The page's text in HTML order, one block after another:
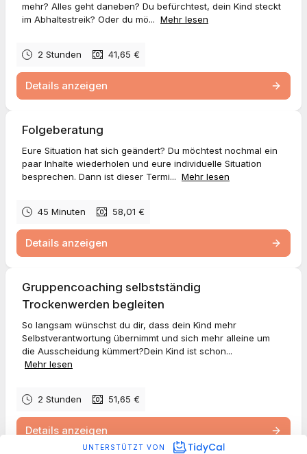
mehr? Alles geht daneben? Du befürchtest, dein Kind steckt
im Abhaltestreik? Oder du mö... Mehr lesen
2 Stunden 41,65 €
Details anzeigen
Folgeberatung
Eure Situation hat sich geändert? Du möchtest nochmal ein
paar Inhalte wiederholen und eure individuelle Situation
besprechen. Dann ist dieser Termi... Mehr lesen
45 Minuten 58,01 €
Details anzeigen
Gruppencoaching selbstständig
Trockenwerden begleiten
So langsam wünschst du dir, dass dein Kind mehr
Selbstverantwortung übernimmt und sich mehr alleine um
die Ausscheidung kümmert?Dein Kind ist schon...
Mehr lesen
2 Stunden 51,65 €
Details anzeigen
UNTERSTÜTZT VON